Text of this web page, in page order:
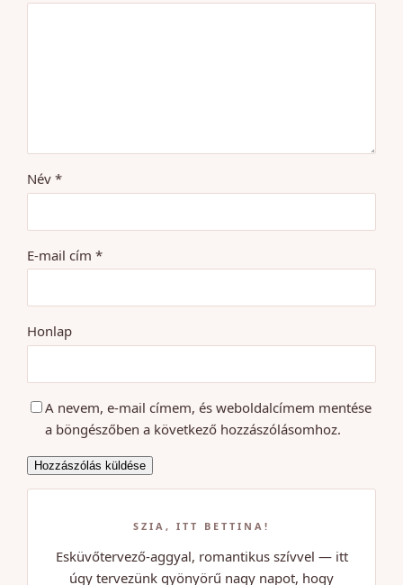
Név *
E-mail cím *
Honlap
A nevem, e-mail címem, és weboldalcímem mentése
a böngészőben a következő hozzászólásomhoz.
SZIA, ITT BETTINA!
Esküvőtervező-aggyal, romantikus szívvel — itt
úgy tervezünk gyönyörű nagy napot, hogy